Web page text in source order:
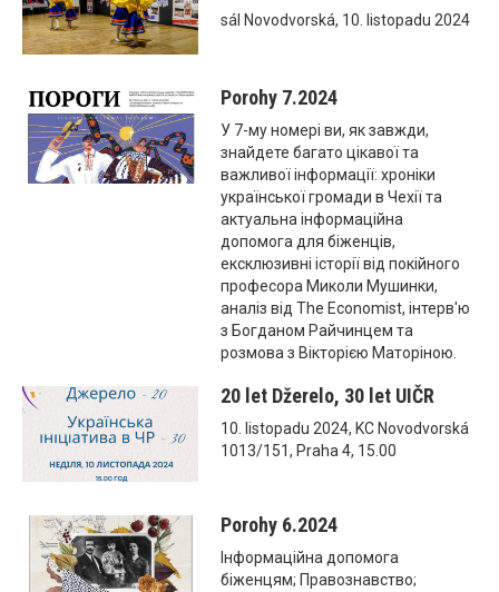
sál Novodvorská, 10. listopadu 2024
Porohy 7.2024
У 7-му номері ви, як завжди,
знайдете багато цікавої та
важливої інформації: хроніки
української громади в Чехії та
актуальна інформаційна
допомога для біженців,
ексклюзивні історії від покійного
професора Миколи Мушинки,
аналіз від The Economist, інтерв'ю
з Богданом Райчинцем та
розмова з Вікторією Маторіною.
20 let Džerelo, 30 let UIČR
10. listopadu 2024, KC Novodvorská
1013/151, Praha 4, 15.00
Porohy 6.2024
Інформаційна допомога
біженцям; Правознавство;